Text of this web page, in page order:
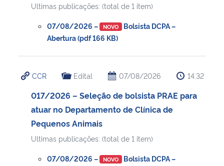
Ultimas publicações: (total de 1 item)
07/08/2026 – NOVO Bolsista DCPA –
Abertura (pdf 166 KB)
CCR Edital 07/08/2026 14:32
017/2026 – Seleção de bolsista PRAE para
atuar no Departamento de Clínica de
Pequenos Animais
Ultimas publicações: (total de 1 item)
07/08/2026 – NOVO Bolsista DCPA –